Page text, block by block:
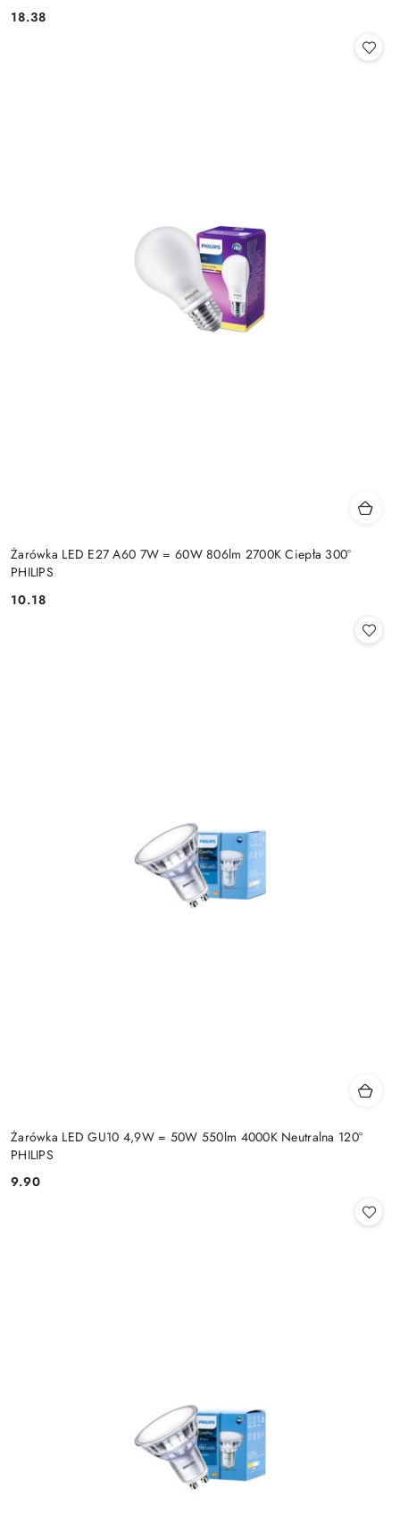
Cena:
18.38
Żarówka LED E27 A60 7W = 60W 806lm 2700K Ciepła 300°
PHILIPS
Cena:
10.18
Żarówka LED GU10 4,9W = 50W 550lm 4000K Neutralna 120°
PHILIPS
Cena:
9.90